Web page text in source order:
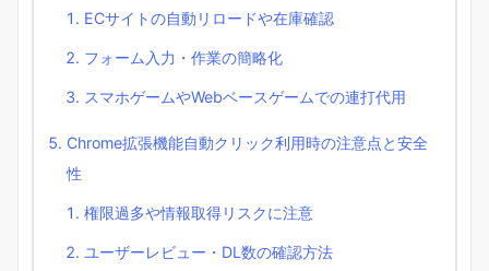
ECサイトの自動リロードや在庫確認
フォーム入力・作業の簡略化
スマホゲームやWebベースゲームでの連打代用
Chrome拡張機能自動クリック利用時の注意点と安全
性
権限過多や情報取得リスクに注意
ユーザーレビュー・DL数の確認方法